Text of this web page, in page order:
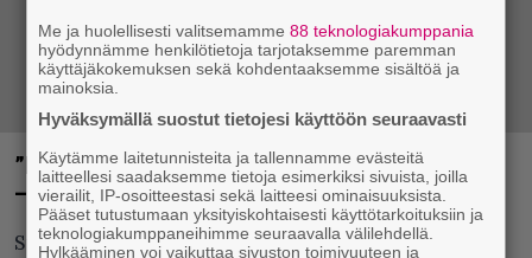
”Kun joutuu tarkistamaan nimen sähkölaskusta…”
– Lauantailekana Pasa: Ei vaihdeta numeroita
Stadilaiset elektronisempaa puoltaan esittelemässä.
Me ja huolellisesti valitsemamme88 teknologiakumppania
hyödynnämme henkilötietoja tarjotaksemme paremman
käyttäjäkokemuksen sekä kohdentaaksemme sisältöä ja
mainoksia.
Hyväksymällä suostut tietojesi käyttöön seuraavasti
Käytämme laitetunnisteita ja tallennamme evästeitä
laitteellesi saadaksemme tietoja esimerkiksi sivuista, joilla
vierailit, IP-osoitteestasi sekä laitteesi ominaisuuksista.
Pääset tutustumaan yksityiskohtaisesti käyttötarkoituksiin ja
teknologiakumppaneihimme seuraavalla välilehdellä.
Hylkääminen voi vaikuttaa sivuston toimivuuteen ja